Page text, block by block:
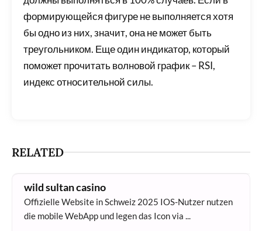
формирующейся фигуре не выполняется хотя
бы одно из них, значит, она не может быть
треугольником. Еще один индикатор, который
поможет прочитать волновой график – RSI,
индекс относительной силы.
RELATED
wild sultan casino
Offizielle Website in Schweiz 2025 IOS-Nutzer nutzen
die mobile WebApp und legen das Icon via ...